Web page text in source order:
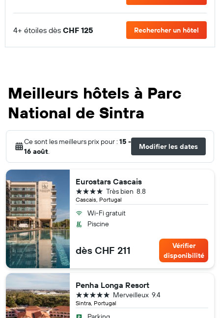
4+ étoiles dès CHF 125 Rechercher un hôtel
Meilleurs hôtels à Parc
National de Sintra
Ce sont les meilleurs prix pour : 15 -
16 août.
Modifier les dates
Eurostars Cascais
Cascais, Portugal
8.8
Très bien
4 étoiles
Wi-Fi gratuit
Piscine
dès CHF 211
Vérifier
disponibilité
Penha Longa Resort
Sintra, Portugal
9.4
Merveilleux
5 étoiles